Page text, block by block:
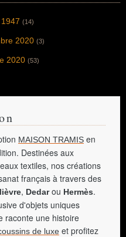
1984 à 1989. Il devient
de l'équipe du
sélections africaines.
(14)
2020 (3)
2020 (53)
MAISON TRAMIS en
Destinées aux
textiles, nos créations
français à travers des
, Dedarou Hermès.
d'objets uniques
raconte une histoire
de luxe et profitez